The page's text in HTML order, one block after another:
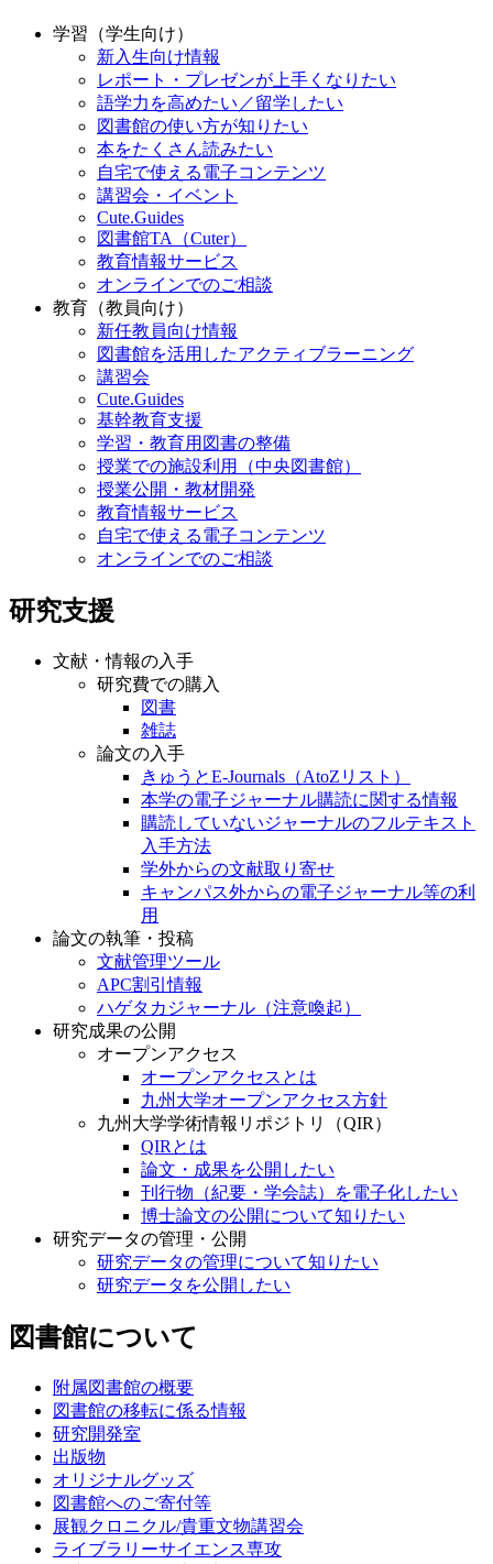
学習（学生向け）
新入生向け情報
レポート・プレゼンが上手くなりたい
語学力を高めたい／留学したい
図書館の使い方が知りたい
本をたくさん読みたい
自宅で使える電子コンテンツ
講習会・イベント
Cute.Guides
図書館TA（Cuter）
教育情報サービス
オンラインでのご相談
教育（教員向け）
新任教員向け情報
図書館を活用したアクティブラーニング
講習会
Cute.Guides
基幹教育支援
学習・教育用図書の整備
授業での施設利用（中央図書館）
授業公開・教材開発
教育情報サービス
自宅で使える電子コンテンツ
オンラインでのご相談
研究支援
文献・情報の入手
研究費での購入
図書
雑誌
論文の入手
きゅうとE-Journals（AtoZリスト）
本学の電子ジャーナル購読に関する情報
購読していないジャーナルのフルテキスト
入手方法
学外からの文献取り寄せ
キャンパス外からの電子ジャーナル等の利
用
論文の執筆・投稿
文献管理ツール
APC割引情報
ハゲタカジャーナル（注意喚起）
研究成果の公開
オープンアクセス
オープンアクセスとは
九州大学オープンアクセス方針
九州大学学術情報リポジトリ（QIR）
QIRとは
論文・成果を公開したい
刊行物（紀要・学会誌）を電子化したい
博士論文の公開について知りたい
研究データの管理・公開
研究データの管理について知りたい
研究データを公開したい
図書館について
附属図書館の概要
図書館の移転に係る情報
研究開発室
出版物
オリジナルグッズ
図書館へのご寄付等
展観クロニクル/貴重文物講習会
ライブラリーサイエンス専攻